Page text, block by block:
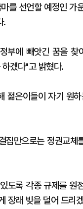
를 선언할 예정인 가
.
부에 빼앗긴 꿈을
겠다"고 밝혔다.
젊은이들이 자기 원
집만으로는 정권교
도록 각종 규제를 원
장래 빚을 덜어 드리